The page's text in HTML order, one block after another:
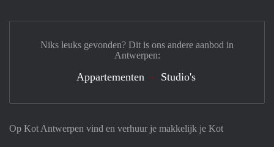
Op Kot Antwerpen vind en verhuur je makkelijk je Kot
Niks leuks gevonden? Dit is ons andere aanbod in
Antwerpen:
Appartementen Studio's